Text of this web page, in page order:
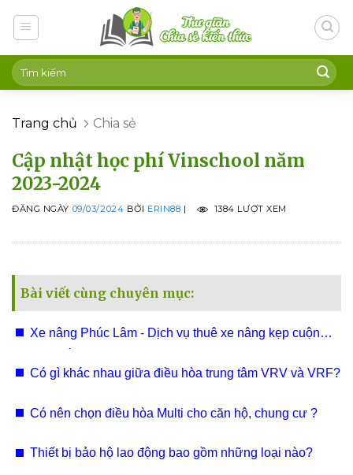
Trang chủ Chia sẻ
Cập nhật học phí Vinschool năm
2023-2024
ĐĂNG NGÀY 09/03/2024 BỞI ERIN88 | 1384 LƯỢT XEM
Bài viết cùng chuyên mục:
Xe nâng Phúc Lâm - Dịch vụ thuê xe nâng kẹp cuộn
Có gì khác nhau giữa điều hòa trung tâm VRV và VRF?
Có nên chọn điều hòa Multi cho căn hộ, chung cư ?
Thiết bị bảo hộ lao động bao gồm những loại nào?